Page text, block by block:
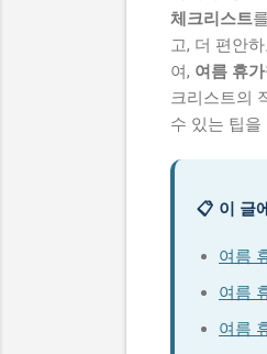
체크리스트
고, 더 편안
여, 여름 휴
크리스트의
수 있는 팁을
📋 이 글
여름
여름
여름